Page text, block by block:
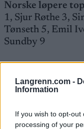
Langrenn.com -
Information
If you wish to opt-
processing of your
Norske løpere
1, Sjur Røthe 3,
Tønseth 5, Emil
Sundby 9
Verdenscupen
1. Johannes
3. Martin